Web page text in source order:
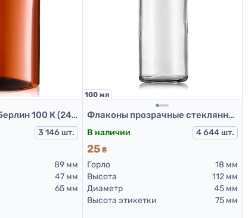
Бутылка ПЭТФ-Берлин 100 К (24/410) (д.47)
3 146 шт.
89 мм
47 мм
65 мм
100 мл
Флаконы прозрачные стеклянные с винтовой горловиной 100 мл, DIN 18 для Л-С (стеклянный флакон 100 мл)
В наличии 4 644 шт.
25₴
Горло
18 мм
Высота
112 мм
Диаметр
45 мм
Высота этикетки
75 мм